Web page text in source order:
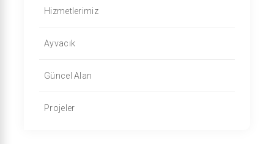
Hizmetlerimiz
Ayvacık
Güncel Alan
Projeler